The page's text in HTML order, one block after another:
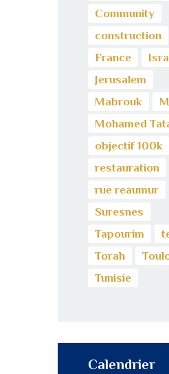
Community
construction
France
Jerusalem
Mabrouk
Mohamed
objectif 100k
restauration
rue reaumur
Suresnes
Tapourim
Torah
Tunisie
Calendrier